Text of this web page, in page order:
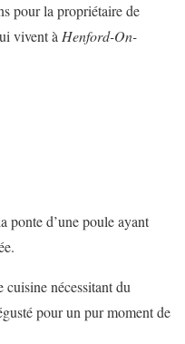
pour la propriétaire de
vivent àHenford-On-
ponte d’une poule ayant
nécessitant du
pour un pur moment de